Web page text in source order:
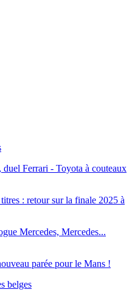
Ferrari - Toyota à couteaux
: retour sur la finale 2025 à
Mercedes, Mercedes...
parée pour le Mans !
belges